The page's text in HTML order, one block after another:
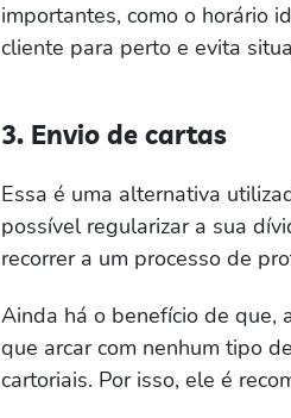
importantes, como o horário
cliente para perto e evita
3. Envio de cartas
Essa é uma alternativa
possível regularizar a sua
recorrer a um processo de
Ainda há o benefício de que,
que arcar com nenhum tipo
cartoriais. Por isso, ele é